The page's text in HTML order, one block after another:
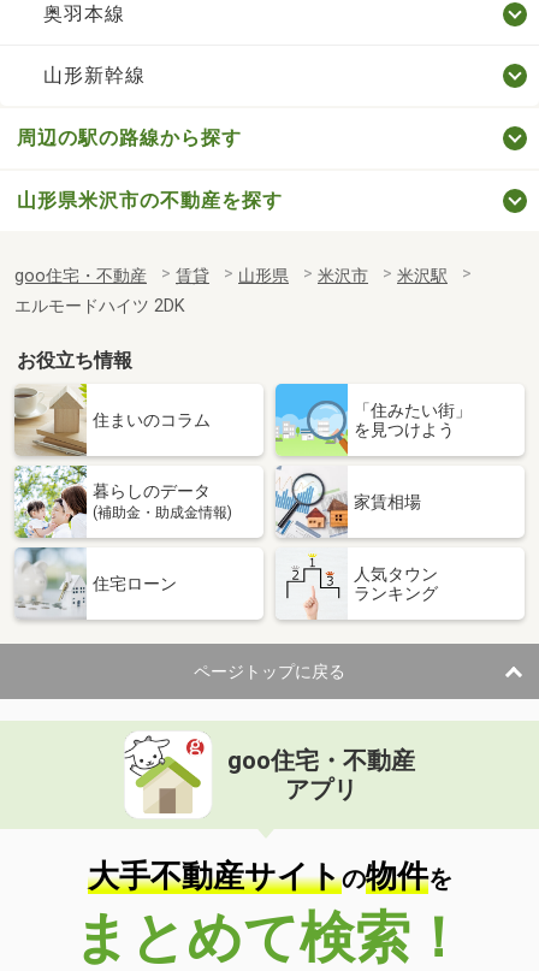
奥羽本線
山形新幹線
周辺の駅の路線から探す
山形県米沢市の不動産を探す
goo住宅・不動産 賃貸 山形県 米沢市
米沢駅
エルモードハイツ 2DK
お役立ち情報
住まいのコラム
「住みたい街」
を見つけよう
暮らしのデータ
(補助金・助成金情報)
家賃相場
住宅ローン
人気タウン
ランキング
ページトップに戻る
goo住宅・不動産
アプリ
大手不動産サイトの物件を
まとめて検索！